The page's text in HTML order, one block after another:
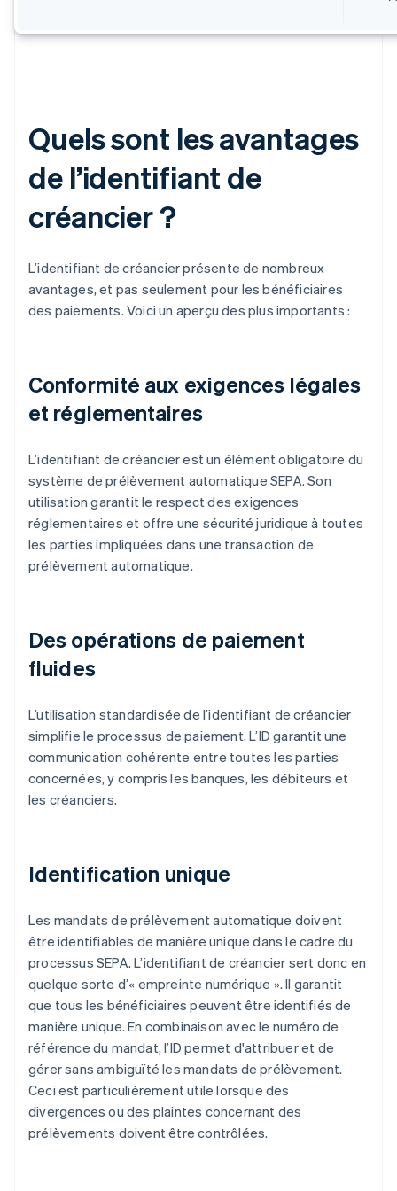
Quels sont les avantages
de l’identifiant de
créancier ?
L’identifiant de créancier présente de nombreux
avantages, et pas seulement pour les bénéficiaires
des paiements. Voici un aperçu des plus importants :
Conformité aux exigences légales
et réglementaires
L’identifiant de créancier est un élément obligatoire du
système de prélèvement automatique SEPA. Son
utilisation garantit le respect des exigences
réglementaires et offre une sécurité juridique à toutes
les parties impliquées dans une transaction de
prélèvement automatique.
Des opérations de paiement
fluides
L’utilisation standardisée de l’identifiant de créancier
simplifie le processus de paiement. L’ID garantit une
communication cohérente entre toutes les parties
concernées, y compris les banques, les débiteurs et
les créanciers.
Identification unique
Les mandats de prélèvement automatique doivent
être identifiables de manière unique dans le cadre du
processus SEPA. L’identifiant de créancier sert donc en
quelque sorte d’« empreinte numérique ». Il garantit
que tous les bénéficiaires peuvent être identifiés de
manière unique. En combinaison avec le numéro de
référence du mandat, l’ID permet d'attribuer et de
gérer sans ambiguïté les mandats de prélèvement.
Ceci est particulièrement utile lorsque des
divergences ou des plaintes concernant des
prélèvements doivent être contrôlées.